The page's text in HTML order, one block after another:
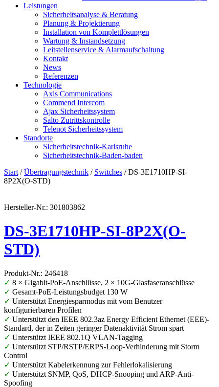
Leistungen
Sicherheitsanalyse & Beratung
Planung & Projektierung​
Installation von Komplettlösungen
Wartung & Instandsetzung
Leitstellenservice & Alarmaufschaltung
Kontakt
News
Referenzen
Technologie
Axis Communications
Commend Intercom
Ajax Sicherheitssystem​
Salto Zutrittskontrolle
Telenot Sicherheitssystem
Standorte
Sicherheitstechnik-Karlsruhe
Sicherheitstechnik-Baden-baden
Start /Übertragungstechnik / Switches / DS-3E1710HP-SI-
8P2X(O-STD)
Hersteller-Nr.: 301803862
DS-3E1710HP-SI-8P2X(O-
STD)
Produkt-Nr.: 246418
✓ 8 × Gigabit-PoE-Anschlüsse, 2 × 10G-Glasfaseranschlüsse
✓ Gesamt-PoE-Leistungsbudget 130 W
✓ Unterstützt Energiesparmodus mit vom Benutzer
konfigurierbaren Profilen
✓ Unterstützt den IEEE 802.3az Energy Efficient Ethernet (EEE)-
Standard, der in Zeiten geringer Datenaktivität Strom spart
✓ Unterstützt IEEE 802.1Q VLAN-Tagging
✓ Unterstützt STP/RSTP/ERPS-Loop-Verhinderung mit Storm
Control
✓ Unterstützt Kabelerkennung zur Fehlerlokalisierung
✓ Unterstützt SNMP, QoS, DHCP-Snooping und ARP-Anti-
Spoofing